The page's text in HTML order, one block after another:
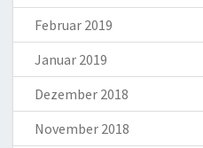
Februar 2019
Januar 2019
Dezember 2018
November 2018